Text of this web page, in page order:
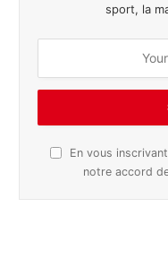
sport, la
En vous
notre accord